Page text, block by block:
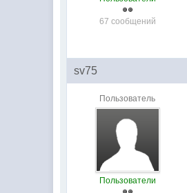
67 сообщений
sv75
Пользователь
Пользователи